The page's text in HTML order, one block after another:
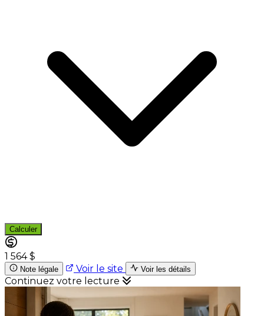
Calculer
1 564 $
Note légale Voir le site Voir les détails
Continuez votre lecture